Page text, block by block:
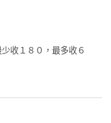
收１８０，最多收６